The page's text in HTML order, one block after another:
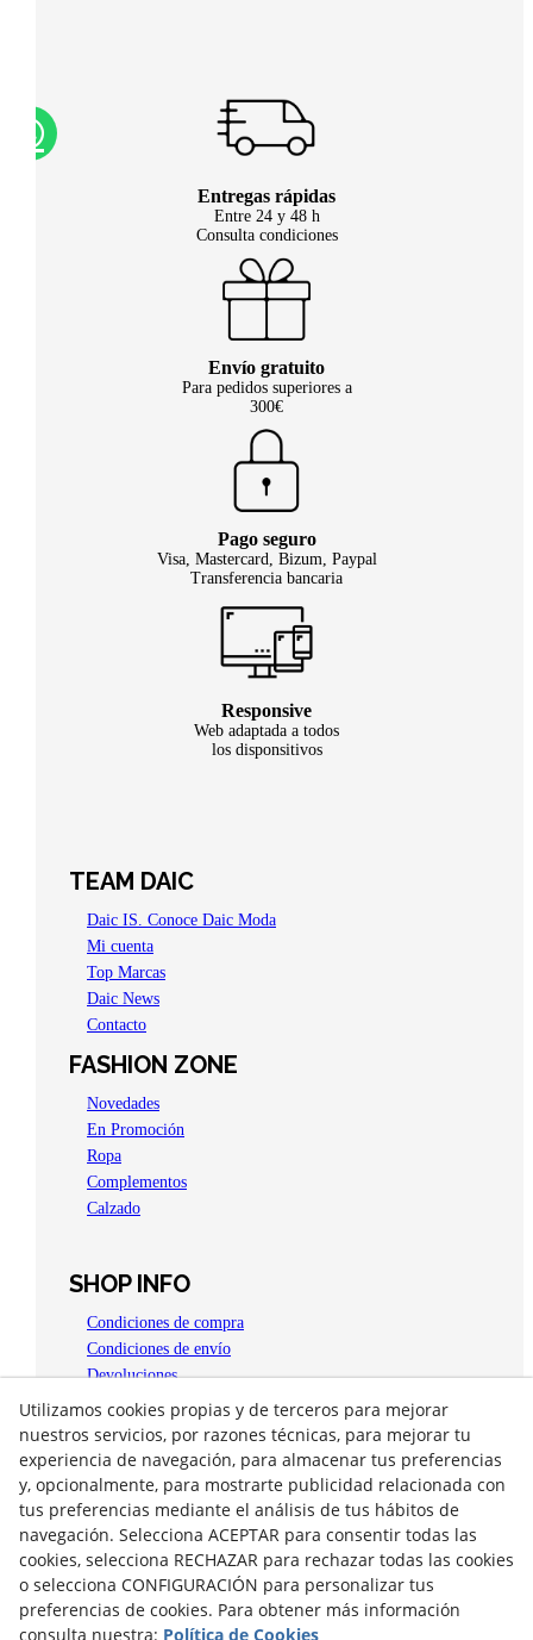
Entregas rápidas
Entre 24 y 48 h
Consulta condiciones
Envío gratuito
Para pedidos superiores a
300€
Pago seguro
Visa, Mastercard, Bizum, Paypal
Transferencia bancaria
Responsive
Web adaptada a todos
los disponsitivos
TEAM DAIC
Daic IS. Conoce Daic Moda
Mi cuenta
Top Marcas
Daic News
Contacto
FASHION ZONE
Novedades
En Promoción
Ropa
Complementos
Calzado
SHOP INFO
Condiciones de compra
Condiciones de envío
Devoluciones
Aviso legal
Política de privacidad
Política de Cookies
OPEN 4 YOU
Plaça del Carme, 15
25300 Tàrrega(Lleida)España
973 310 556
info@daic-moda.com
Utilizamos cookies propias y de terceros para mejorar
nuestros servicios, por razones técnicas, para mejorar tu
experiencia de navegación, para almacenar tus preferencias
y, opcionalmente, para mostrarte publicidad relacionada con
tus preferencias mediante el análisis de tus hábitos de
navegación. Selecciona ACEPTAR para consentir todas las
cookies, selecciona RECHAZAR para rechazar todas las cookies
o selecciona CONFIGURACIÓN para personalizar tus
preferencias de cookies. Para obtener más información
consulta nuestra: Política de Cookies